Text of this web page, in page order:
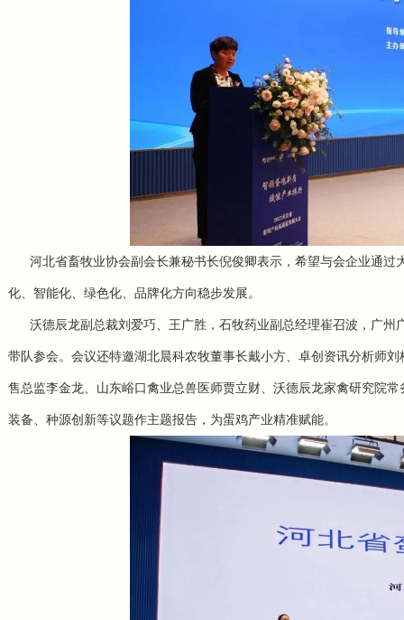
河北省畜牧业协会副会长兼秘书长倪俊卿表示，希望与会企业通过
化、智能化、绿色化、品牌化方向稳步发展。
沃德辰龙副总裁刘爱巧、王广胜，石牧药业副总经理崔召波，广州
带队参会。会议还特邀湖北晨科农牧董事长戴小方、 卓创资讯分析师刘
售总监李金龙、山东峪口禽业总兽医师贾立财、沃德辰龙家禽研究院
装备、种源创新等议题作主题报告，为蛋鸡产业精准赋能。